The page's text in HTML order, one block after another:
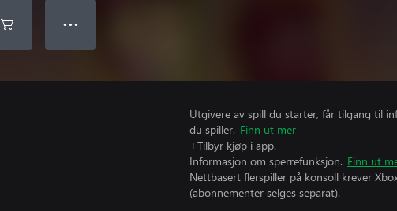
● ● ●
Utgivere av spill du starter, får tilgang til
du spiller. Finn ut mer
+Tilbyr kjøp i app.
Informasjon om sperrefunksjon. Finn ut
Nettbasert flerspiller på konsoll krever
(abonnementer selges separat).